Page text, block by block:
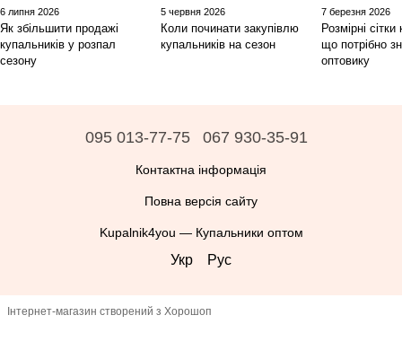
6 липня 2026
Як збільшити продажі
купальників у розпал
сезону
5 червня 2026
Коли починати закупівлю
купальників на сезон
7 березня 2026
Розмірні
що потрібно
оптовику
095 013-77-75 067 930-35-91
Контактна інформація
Повна версія сайту
Kupalnik4you — Купальники оптом
Укр Рус
Інтернет-магазин створений з Хорошоп